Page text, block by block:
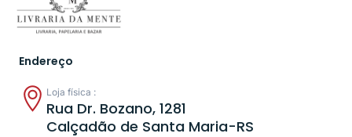
Endereço
Loja física :
Rua Dr. Bozano, 1281
Calçadão de Santa Maria-RS